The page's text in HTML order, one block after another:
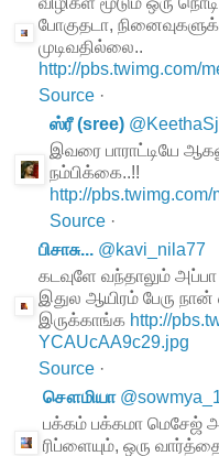
போகுதடா,
முடிவதில்லை..
http://pbs.twimg.com/
Source ·
ஸ்ரீ (sree) @KeethaSj
இவரை பாராட்டியே
நம்பிக்கை..!!
http://
Source ·
பிசாசு... @kavi_nila77
கடவுளே வந்தாலும்
இதுல ஆயிரம் பேரு நான்
இருக்காங்க http://
YCAUcAA9c29.jpg
Source ·
சௌமியா @
பக்கம் பக்கமா மெசேஜ்
ரிப்ளையும், ஒரு